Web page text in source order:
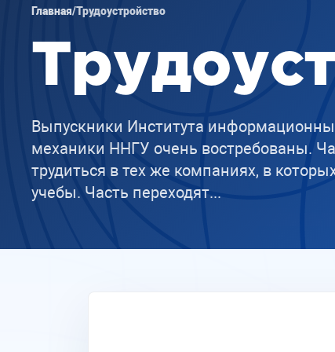
Главная/Трудоустройство
Выпускники Института
механики ННГУ очень востребованы.
трудиться в тех же компаниях, в
учебы. Часть переходят...